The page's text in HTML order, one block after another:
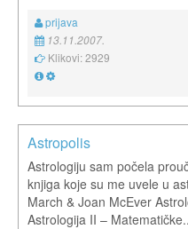
prijava
13.11.2007.
Klikovi: 2929
Astropolis
Astrologiju sam počela
knjiga koje su me uvele u
March & Joan McEver
Astrologija II –